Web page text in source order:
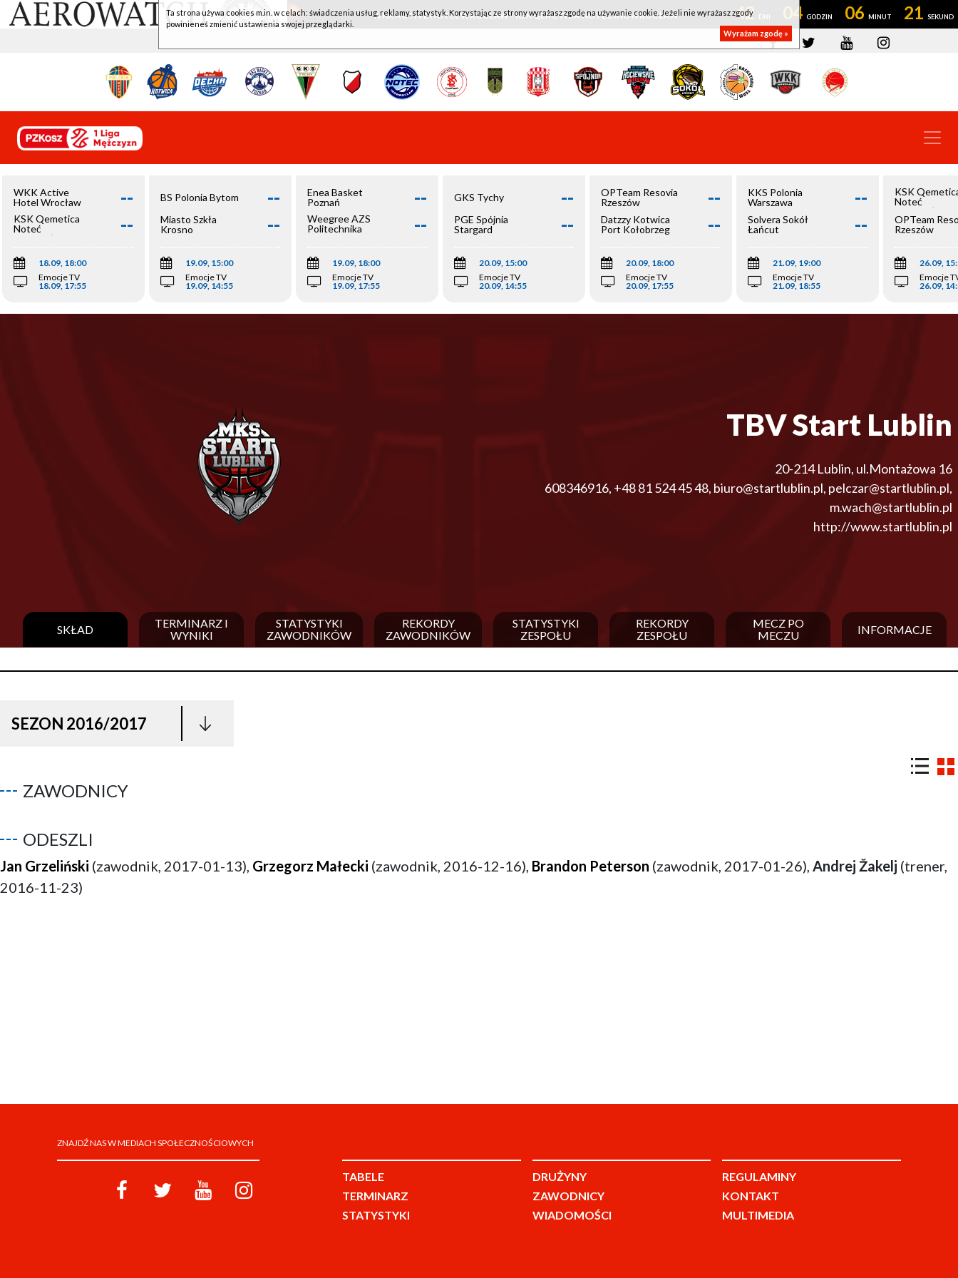
WKK ACTIVE HOTEL WROCŁAW - KSK QEMETICA NOTEĆ INOWROCŁAW 42 04 06 20
WKK Active
Hotel Wrocław
--
KSK Qemetica
Noteć
Inowrocław
--
18.09, 18:00
Emocje TV
18.09, 17:55
BS Polonia Bytom --
Miasto Szkła
Krosno
--
19.09, 15:00
Emocje TV
19.09, 14:55
Enea Basket
Poznań
--
Weegree AZS
Politechnika
--
19.09, 18:00
Emocje TV
19.09, 17:55
GKS Tychy --
PGE Spójnia
Stargard
--
20.09, 15:00
Emocje TV
20.09, 14:55
OPTeam Resovia
Rzeszów
--
Datzzy Kotwica
Port Kołobrzeg
--
20.09, 18:00
Emocje TV
20.09, 17:55
KKS Polonia
Warszawa
--
Solvera Sokół
Łańcut
--
21.09, 19:00
Emocje TV
21.09, 18:55
KSK
Noteć
Inowrocław
OPTeam
Rzeszów
26.09,
Emocje
26.09,
TBV Start Lublin
20-214 Lublin, ul.Montażowa 16
608346916, +48 81 524 45 48, biuro@startlublin.pl, pelczar@startlublin.pl,
m.wach@startlublin.pl
http://www.startlublin.pl
SKŁAD
TERMINARZ I
WYNIKI
STATYSTYKI
ZAWODNIKÓW
REKORDY
ZAWODNIKÓW
STATYSTYKI
ZESPOŁU
REKORDY
ZESPOŁU
MECZ PO
MECZU
INFORMACJE
SEZON 2016/2017
ZAWODNICY
ODESZLI
Jan Grzeliński (zawodnik, 2017-01-13), Grzegorz Małecki (zawodnik, 2016-12-16), Brandon Peterson (zawodnik, 2017-01-26), Andrej Žakelj (trener,
2016-11-23)
ZNAJDŹ NAS W MEDIACH SPOŁECZNOŚCIOWYCH
TABELE
TERMINARZ
STATYSTYKI
DRUŻYNY
ZAWODNICY
WIADOMOŚCI
REGULAMINY
KONTAKT
MULTIMEDIA
Ta strona używa cookies m.in. w celach: świadczenia usług, reklamy, statystyk. Korzystając ze strony wyrażasz zgodę na używanie cookie. Jeżeli nie wyrażasz zgody
powinieneś zmienić ustawienia swojej przeglądarki.
Wyrażam zgodę »